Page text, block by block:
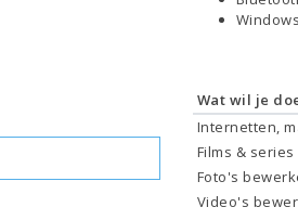
Wat wil je
Internetten,
Films &
Foto's
Video's